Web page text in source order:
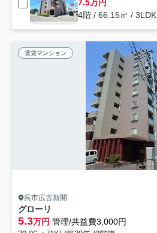
7.5万円
4階 / 66.15㎡ / 3LDK
賃貸マンション
呉市広古新開
グローリ
5.3万円 管理/共益費3,000円